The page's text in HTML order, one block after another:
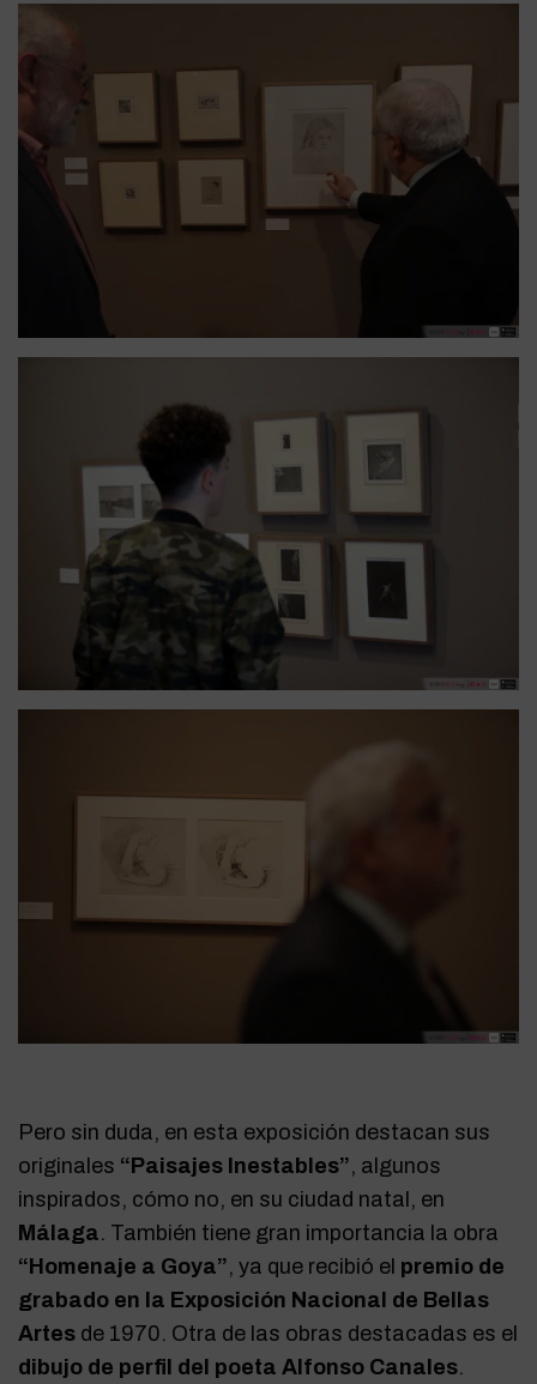
Pero sin duda, en esta exposición destacan sus
originales “Paisajes Inestables”, algunos
inspirados, cómo no, en su ciudad natal, en
Málaga. También tiene gran importancia la obra
“Homenaje a Goya”, ya que recibió el premio de
grabado en la Exposición Nacional de Bellas
Artes de 1970. Otra de las obras destacadas es el
dibujo de perfil del poeta Alfonso Canales.